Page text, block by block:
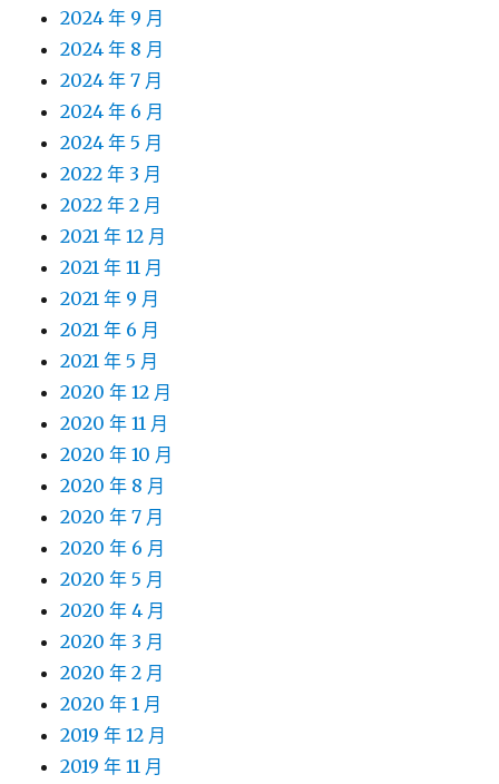
2024 年 9 月
2024 年 8 月
2024 年 7 月
2024 年 6 月
2024 年 5 月
2022 年 3 月
2022 年 2 月
2021 年 12 月
2021 年 11 月
2021 年 9 月
2021 年 6 月
2021 年 5 月
2020 年 12 月
2020 年 11 月
2020 年 10 月
2020 年 8 月
2020 年 7 月
2020 年 6 月
2020 年 5 月
2020 年 4 月
2020 年 3 月
2020 年 2 月
2020 年 1 月
2019 年 12 月
2019 年 11 月